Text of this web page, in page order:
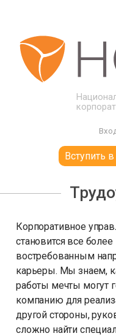
Вступить
Корпоративное
становится все
востребованным
карьеры. Мы знаем,
работы мечты могут
компанию для
другой стороны,
сложно найти